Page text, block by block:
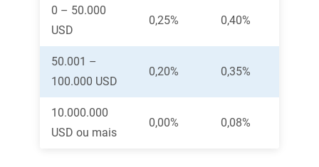
0 – 50.000
USD
0,25% 0,40%
50.001 –
100.000 USD
0,20% 0,35%
10.000.000
USD ou mais
0,00% 0,08%